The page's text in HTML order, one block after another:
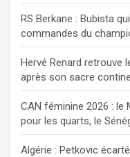
h
e
r
RS Berkane : Bubista
commandes du
Hervé Renard retrouve
après son sacre
CAN féminine 2026 : le
pour les quarts, le
Algérie : Petkovic